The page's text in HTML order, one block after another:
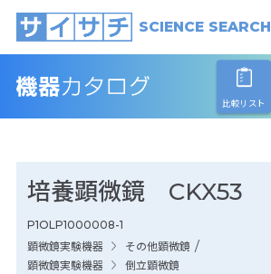
SCIENCE SEARCH
比較リスト
培養顕微鏡 CKX53
P1OLP1000008-1
顕微鏡実験機器
その他顕微鏡 /
顕微鏡実験機器
倒立顕微鏡